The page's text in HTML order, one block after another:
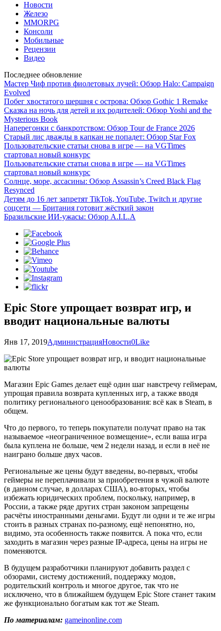
Новости
Железо
MMORPG
Консоли
Мобильные
Рецензии
Видео
Последнее обновление
Мастер Чиф против фиолетовых лучей: Обзор Halo: Campaign
Evolved
Побег хвостатого шершня с острова: Обзор Gothic 1 Remake
Сказка на ночь для детей и их родителей: Обзор Yoshi and the
Mysterious Book
Наперегонки с банкротством: Обзор Tour de France 2026
Старый лис дважды в капкан не попадет: Обзор Star Fox
Пользовательские статьи снова в игре — на VGTimes
стартовал новый конкурс
Пользовательские статьи снова в игре — на VGTimes
стартовал новый конкурс
Солнце, море, ассасины: Обзор Assassin’s Creed Black Flag
Resynced
Детям до 16 лет запретят TikTok, YouTube, Twitch и другие
соцсети — Британия готовит жёсткий закон
Бразильские ИИ-ужасы: Обзор A.I.L.A
Epic Store упрощает возврат игр, и
вводит национальные валюты
Янв 17, 2019АдминистрацияНовости0Like
Магазин Epic Games делает ещё один шаг навстречу геймерам,
упрощая правила возврата купленных игр, а также вводя
политику регионального ценообразования: всё как в Steam, в
общем.
Что до первого, то теперь покупатели получат право на так
называемое «неограниченное возмещение», если ваша игра
была куплена не больше, чем 2 недели назад, и если в неё не
наиграно больше двух часов.
Региональные же цены будут введены, во-первых, чтобы
геймеры не переплачивали за приобретения в чужой валюте
(в данном случае, в долларах США), во-вторых, чтобы
избежать юридических проблем, поскольку, например, в
России, а также ряде других стран законом запрещены
расчёты иностранными деньгами. Будут ли одни и те же игры
стоить в разных странах по-разному, ещё непонятно, но,
видимо, эта особенность также появится. А пока что, если
заходить в магазин через разные IP-адреса, цены на игры не
поменяются.
В будущем разработчики планируют добавить раздел с
обзорами, систему достижений, поддержку модов,
родительский контроль и многое другое, так что не
исключено, что в ближайшем будущем Epic Store станет таким
же функционально богатым как тот же Steam.
По материалам: gameinonline.com